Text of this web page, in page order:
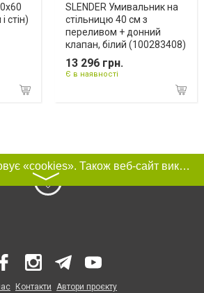
стін)
SLENDER Умивальник на
стільницю 40 см з
переливом + донний
клапан, білий (100283408)
13 296 грн.
Є в наявності
Цей сайт використовує «cookies». Також веб-сайт використовує інтернет-сервіс для збору технічних даних стосовно відвідувачів з метою отримання маркетингової та статистичної інформації. Умови обробки даних відвідувачів сайту див.
〉
Контакти Автори проєкту